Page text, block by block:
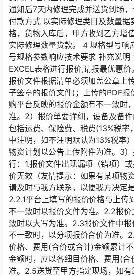
通知后7天内修理完成并送货到场
付款方式 以实际修理类目及数量据
格，货物入库后，甲方收到乙方增
实际修理数量货款。 4 规格型号响
号规格参数响应技术要求 补充说明
EXCEL表格进行报价,请报最优惠价
报价文件根据清单必须加盖公章上
子签章的报价文件)；上传的PDF报
购平台反映的报价金额有不一致时
准。2）报价单要详细，设备及备
包括运费、保险费、税费(13%税率
中注明，如不注明默认为13%税率
物资计划以公告上传附件为准。3
行：1.报价文件出现漏项（错项）
价无效（友情提示：如果有某项物
请及时与我方联系，以便我方决定
2.2.1平台上填写的报价价格与上传
不一致时以报价文件为准。2.2报
致时以大写为准。2.3报价文件中
不一致时，以分项报价合价为准。
价格、费用(合价或合计)金额累计
金额时，应以各细目价格、费用(合
准。2.5送货至甲方指定现场，如